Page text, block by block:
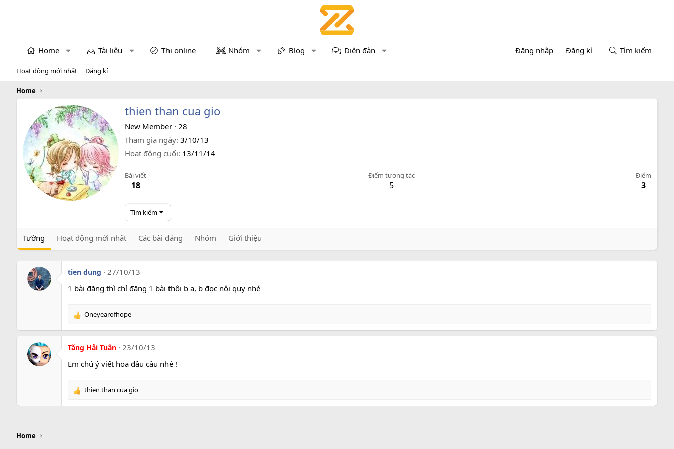
Home Tài liệu Thi online Nhóm Blog Diễn đàn Đăng nhập Đăng kí Tìm kiếm
Hoạt động mới nhất Đăng kí
Home
thien than cua gio
New Member · 28
Tham gia ngày 3/10/13
Hoạt động cuối 13/11/14
Bài viết
18
Điểm tương tác
5
Điểm
3
Tìm kiếm
Tường Hoạt động mới nhất Các bài đăng Nhóm Giới thiệu
tien dung
27/10/13
1 bài đăng thì chỉ đăng 1 bài thôi b ạ, b đọc nội quy nhé
R
c
i
s
Oneyearofhope
Tăng Hải Tuân
23/10/13
Em chú ý viết hoa đầu câu nhé !
R
thien than cua gio
Home